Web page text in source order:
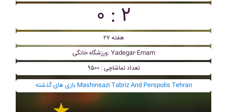
۰ : ۲
هفته ۲۷
ورزشگاه خانگی: Yadegar-Emam
تعداد تماشاچی : ۹۵۰۰
بازی های گذشته Mashinsazi Tabriz And Perspolis Tehran